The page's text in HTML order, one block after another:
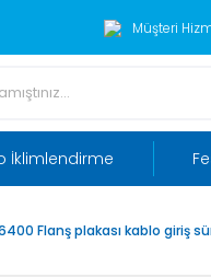
Müşteri
İklimlendirme
Flanş plakası kablo giriş